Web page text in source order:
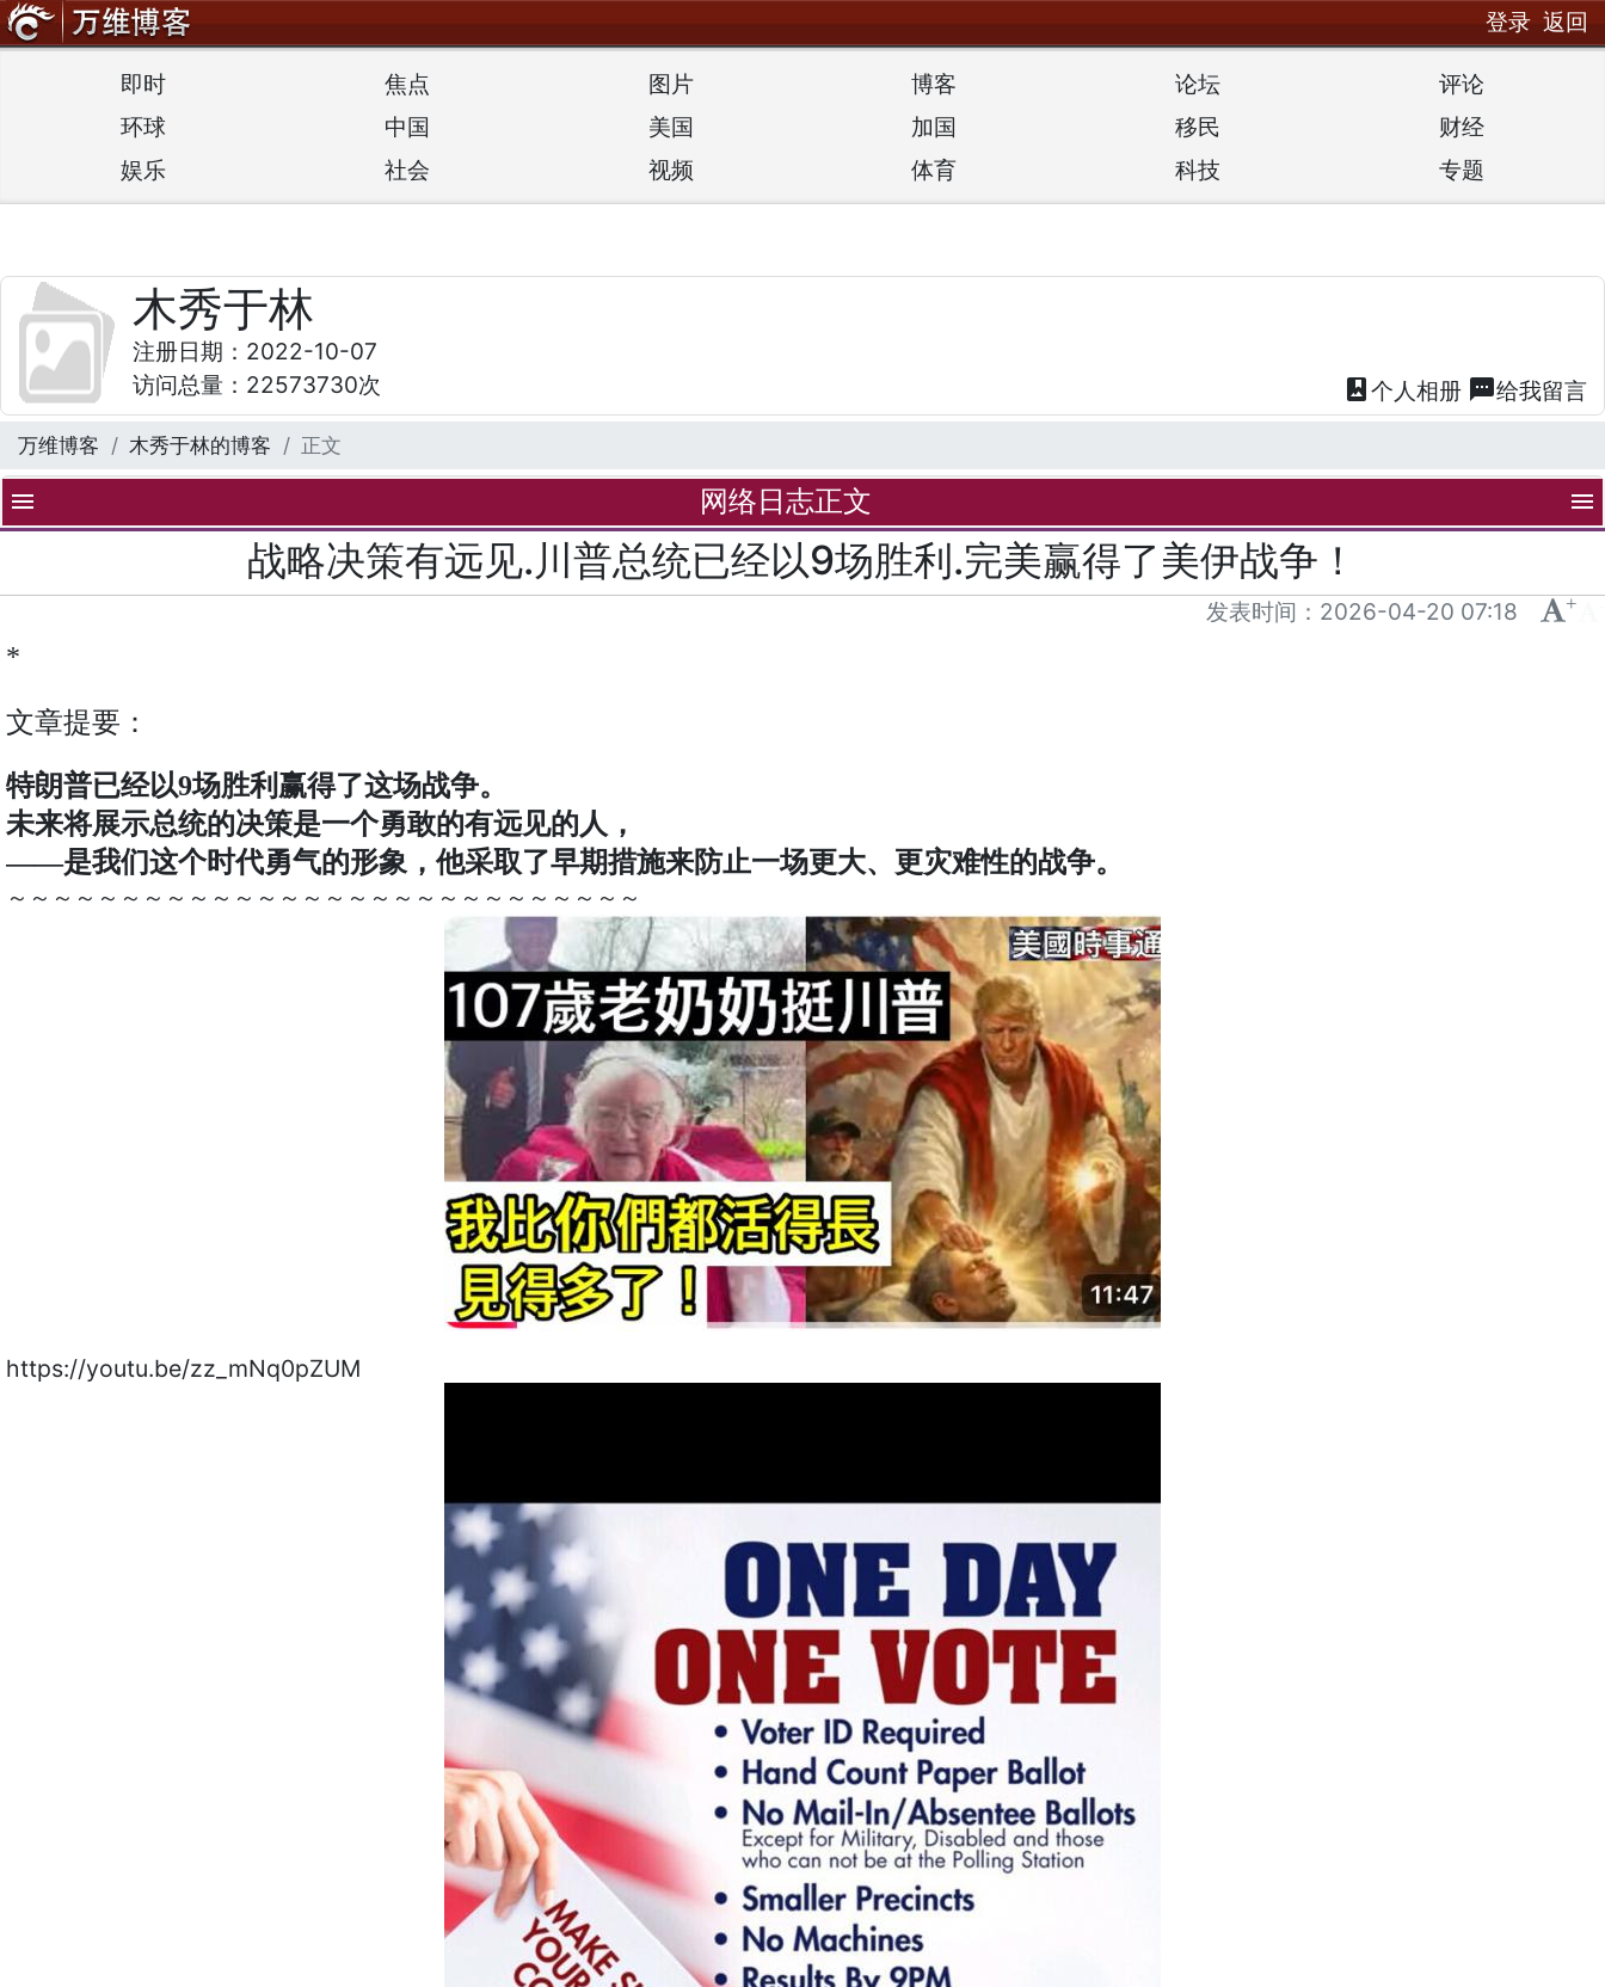
登录 返回
即时 焦点 图片 博客 论坛
评论
环球
中国 美国 加国 移民
财经
娱乐
社会 视频 体育 科技 专题
木秀于林
注册日期：2022-10-07
访问总量：22573730次
photo_album 个人相册 textsms给我留言
万维博客 木秀于林的博客 正文
menu 网络日志正文 menu
战略决策有远见.川普总统已经以9场胜利.完美赢得了美伊战争！
发表时间： 2026-04-20 07:18 +
*
文章提要：
特朗普已经以9场胜利赢得了这场战争。
未来将展示总统的决策是一个勇敢的有远见的人，
——是我们这个时代勇气的形象，他采取了早期措施来防止一场更大、更灾难性的战争。
～～～～～～～～～～～～～～～～～～～～～～～～～～～～
https://youtu.be/zz_mNq0pZUM